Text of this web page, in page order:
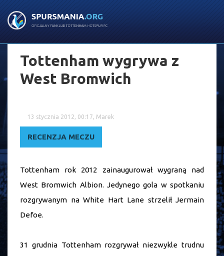
Tottenham wygrywa z
West Bromwich
13 stycznia 2012, 00:17, Marek
RECENZJA MECZU
Tottenham rok 2012 zainaugurował wygraną nad
West Bromwich Albion. Jedynego gola w spotkaniu
rozgrywanym na White Hart Lane strzelił Jermain
Defoe.
31 grudnia Tottenham rozgrywał niezwykle trudnu